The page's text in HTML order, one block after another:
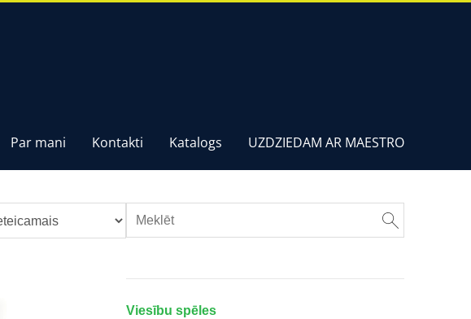
Par mani Kontakti Katalogs UZDZIEDAM AR MAESTRO
Viesību spēles